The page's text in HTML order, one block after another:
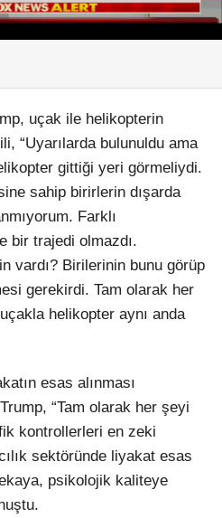
Facebook
Instagram
Youtube
uçak ile helikopterin
“Uyarılarda bulunuldu ama
gittiği yeri görmeliydi.
sahip birirlerin dışarda
Farklı
bir trajedi olmazdı.
vardı? Birilerinin bunu görüp
gerekirdi. Tam olarak her
helikopter aynı anda
esas alınması
“Tam olarak her şeyi
kontrollerleri en zeki
sektöründe liyakat esas
psikolojik kaliteye